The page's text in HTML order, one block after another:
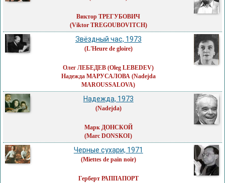
Виктор ТРЕГУБОВИЧ
(Viktor TREGOUBOVITCH)
Звёздный час, 1973
(L'Heure de gloire)
Олег ЛЕБЕДЕВ (Oleg LEBEDEV)
Надежда МАРУСАЛОВА(Nadejda
MAROUSSALOVA)
Надежда, 1973
(Nadejda)
Марк ДОНСКОЙ
(Marc DONSKOI)
Черные сухари, 1971
(Miettes de pain noir)
Герберт РАППАПОРТ